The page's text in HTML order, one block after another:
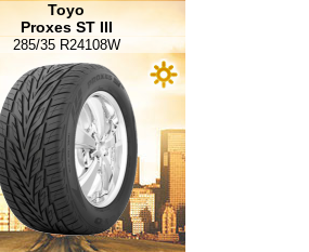
Toyo
Proxes ST III
285/35 R24108W